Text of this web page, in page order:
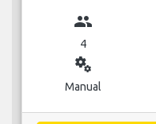
group
4
miscellaneous_services
Manual